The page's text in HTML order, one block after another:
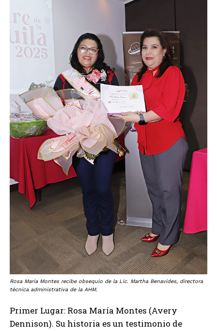
Rosa María Montes recibe obsequio de la Lic. Martha Benavides, directora
técnica administrativa de la AHM.
Primer Lugar: Rosa María Montes (Avery
Dennison). Su historia es un testimonio de